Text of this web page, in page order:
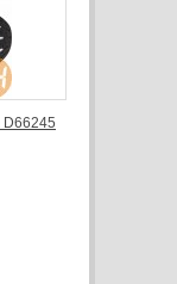
D66245